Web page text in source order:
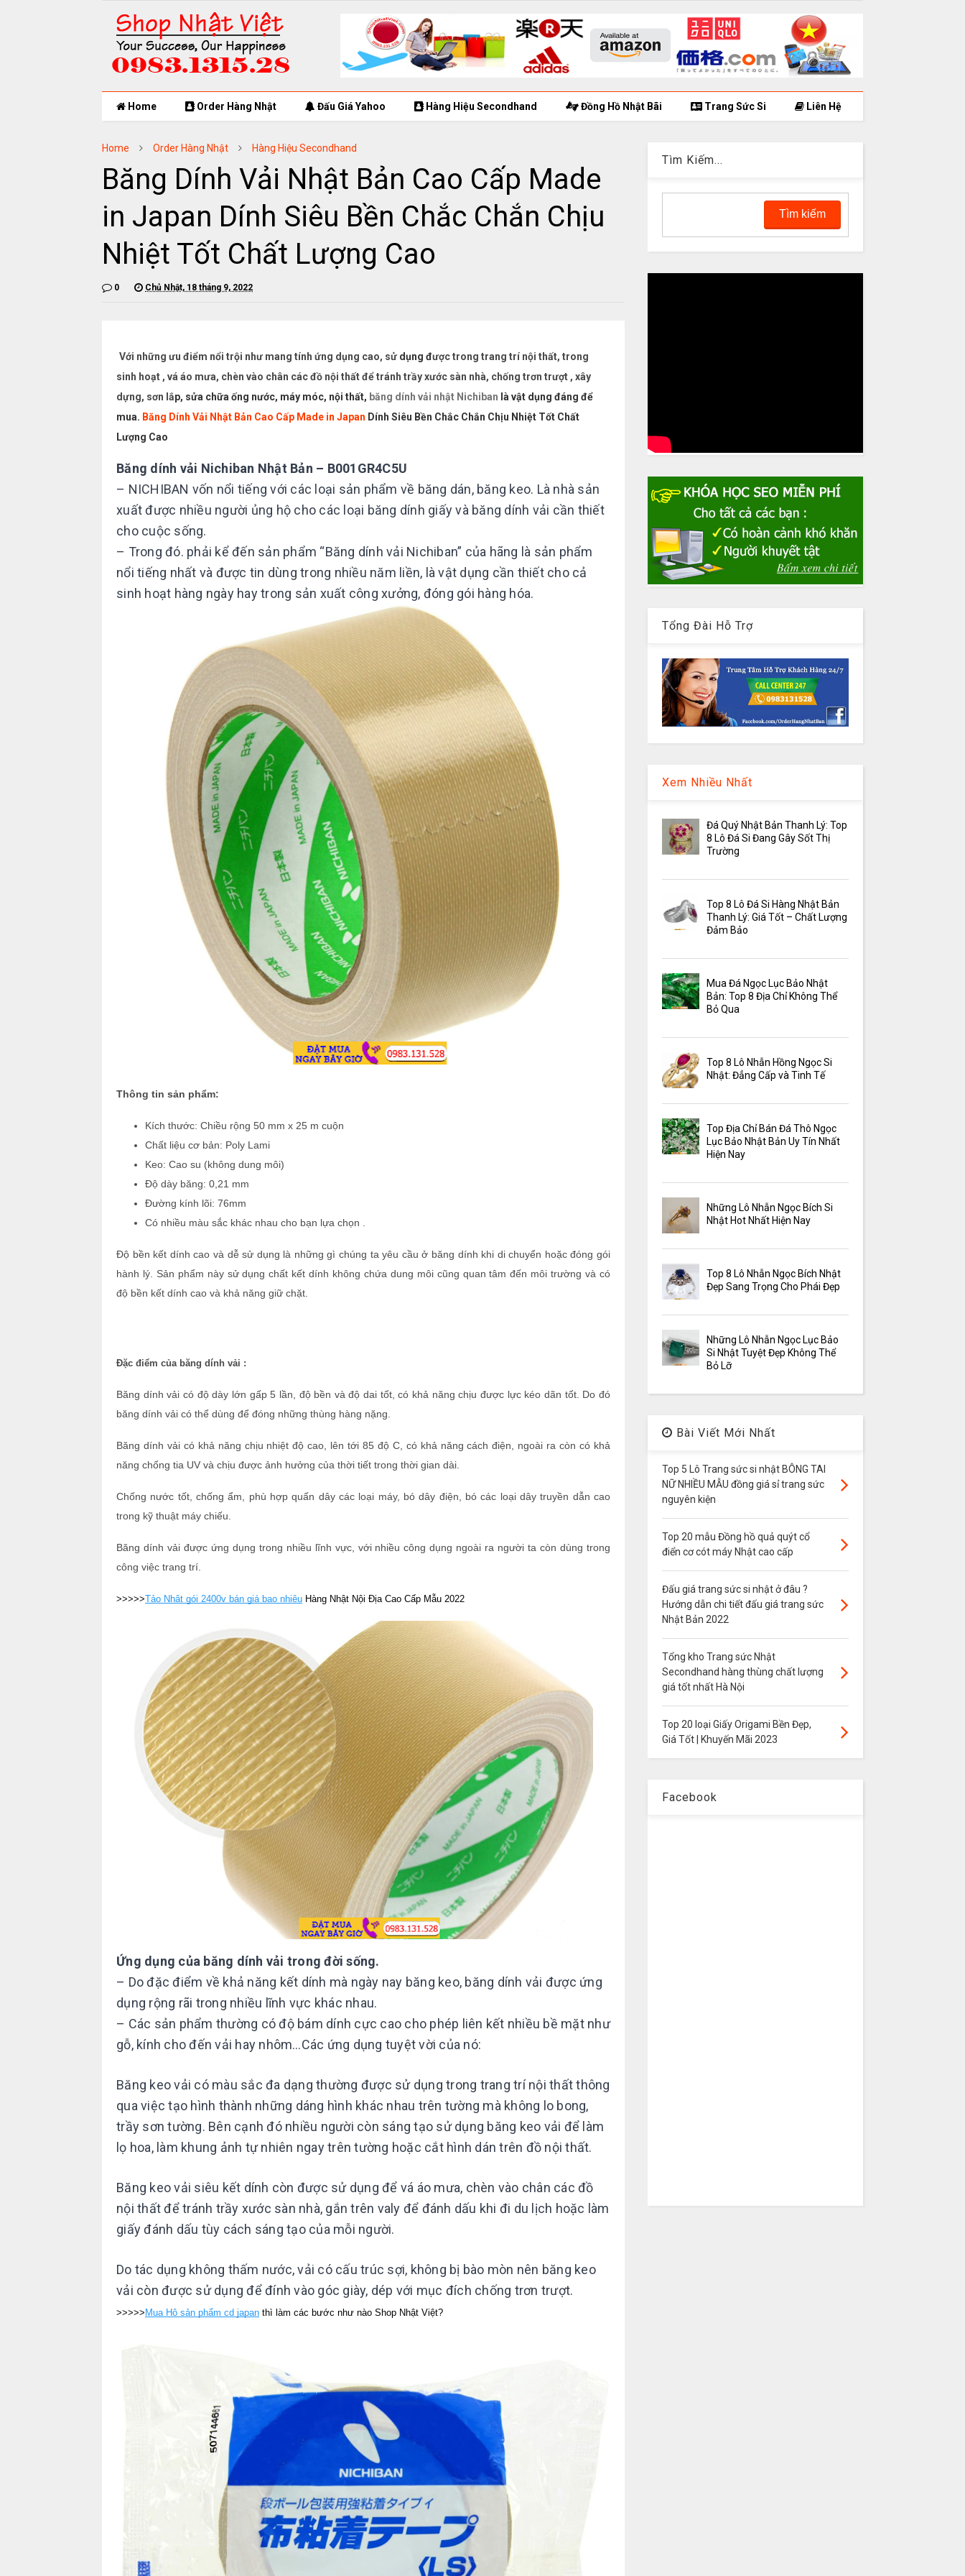
Home Order Hàng Nhật Đấu Giá Yahoo Hàng Hiệu Secondhand Đồng Hồ Nhật Bãi Trang Sức Si Liên Hệ
Home Order Hàng Nhật Hàng Hiệu Secondhand
Băng Dính Vải Nhật Bản Cao Cấp Made
in Japan Dính Siêu Bền Chắc Chắn Chịu
Nhiệt Tốt Chất Lượng Cao
0 Chủ Nhật, 18 tháng 9, 2022
Với những ưu điểm nổi trội như mang tính ứng dụng cao, sử dụng được trong trang trí nội thất, trong
sinh hoạt , vá áo mưa, chèn vào chân các đồ nội thất để tránh trầy xước sàn nhà, chống trơn trượt , xây
dựng, sơn lắp, sửa chữa ống nước, máy móc, nội thất, băng dính vải nhật Nichiban là vật dụng đáng để
mua. Băng Dính Vải Nhật Bản Cao Cấp Made in Japan Dính Siêu Bền Chắc Chắn Chịu Nhiệt Tốt Chất
Lượng Cao
Băng dính vải Nichiban Nhật Bản – B001GR4C5U
– NICHIBAN vốn nổi tiếng với các loại sản phẩm về băng dán, băng keo. Là nhà sản
xuất được nhiều người ủng hộ cho các loại băng dính giấy và băng dính vải cần thiết
cho cuộc sống.
– Trong đó. phải kể đến sản phẩm “Băng dính vải Nichiban” của hãng là sản phẩm
nổi tiếng nhất và được tin dùng trong nhiều năm liền, là vật dụng cần thiết cho cả
sinh hoạt hàng ngày hay trong sản xuất công xưởng, đóng gói hàng hóa.
Thông tin sản phẩm:
Kích thước: Chiều rộng 50 mm x 25 m cuộn
Chất liệu cơ bản: Poly Lami
Keo: Cao su (không dung môi)
Độ dày băng: 0,21 mm
Đường kính lõi: 76mm
Có nhiều màu sắc khác nhau cho bạn lựa chọn .
Độ bền kết dính cao và dễ sử dụng là những gì chúng ta yêu cầu ở băng dính khi di chuyển hoặc đóng gói
hành lý. Sản phẩm này sử dụng chất kết dính không chứa dung môi cũng quan tâm đến môi trường và có
độ bền kết dính cao và khả năng giữ chặt.
Đặc điểm của băng dính vải :
Băng dính vải có độ dày lớn gấp 5 lần, độ bền và độ dai tốt, có khả năng chịu được lực kéo dãn tốt. Do đó
băng dính vải có thể dùng để đóng những thùng hàng nặng.
Băng dính vải có khả năng chịu nhiệt độ cao, lên tới 85 độ C, có khả năng cách điện, ngoài ra còn có khả
năng chống tia UV và chịu được ảnh hưởng của thời tiết trong thời gian dài.
Chống nước tốt, chống ẩm, phù hợp quấn dây các loại máy, bó dây điện, bó các loại dây truyền dẫn cao
trong kỹ thuật máy chiếu.
Băng dính vải được ứng dụng trong nhiều lĩnh vực, với nhiều công dụng ngoài ra người ta còn dùng trong
công việc trang trí.
>>>>>Tảo Nhật gói 2400v bán giá bao nhiêu Hàng Nhật Nội Địa Cao Cấp Mẫu 2022
Ứng dụng của băng dính vải trong đời sống.
– Do đặc điểm về khả năng kết dính mà ngày nay băng keo, băng dính vải được ứng
dụng rộng rãi trong nhiều lĩnh vực khác nhau.
– Các sản phẩm thường có độ bám dính cực cao cho phép liên kết nhiều bề mặt như
gỗ, kính cho đến vải hay nhôm…Các ứng dụng tuyệt vời của nó:
Băng keo vải có màu sắc đa dạng thường được sử dụng trong trang trí nội thất thông
qua việc tạo hình thành những dáng hình khác nhau trên tường mà không lo bong,
trầy sơn tường. Bên cạnh đó nhiều người còn sáng tạo sử dụng băng keo vải để làm
lọ hoa, làm khung ảnh tự nhiên ngay trên tường hoặc cắt hình dán trên đồ nội thất.
Băng keo vải siêu kết dính còn được sử dụng để vá áo mưa, chèn vào chân các đồ
nội thất để tránh trầy xước sàn nhà, gắn trên valy để đánh dấu khi đi du lịch hoặc làm
giấy đánh dấu tùy cách sáng tạo của mỗi người.
Do tác dụng không thấm nước, vải có cấu trúc sợi, không bị bào mòn nên băng keo
vải còn được sử dụng để đính vào góc giày, dép với mục đích chống trơn trượt.
>>>>> Mua Hộ sản phẩm cd japan thì làm các bước như nào Shop Nhật Việt?
Tìm Kiếm...
Tổng Đài Hỗ Trợ
Xem Nhiều Nhất
Đá Quý Nhật Bản Thanh Lý: Top
8 Lô Đá Si Đang Gây Sốt Thị
Trường
Top 8 Lô Đá Si Hàng Nhật Bản
Thanh Lý: Giá Tốt – Chất Lượng
Đảm Bảo
Mua Đá Ngọc Lục Bảo Nhật
Bản: Top 8 Địa Chỉ Không Thể
Bỏ Qua
Top 8 Lô Nhẫn Hồng Ngọc Si
Nhật: Đẳng Cấp và Tinh Tế
Top Địa Chỉ Bán Đá Thô Ngọc
Lục Bảo Nhật Bản Uy Tín Nhất
Hiện Nay
Những Lô Nhẫn Ngọc Bích Si
Nhật Hot Nhất Hiện Nay
Top 8 Lô Nhẫn Ngọc Bích Nhật
Đẹp Sang Trọng Cho Phái Đẹp
Những Lô Nhẫn Ngọc Lục Bảo
Si Nhật Tuyệt Đẹp Không Thể
Bỏ Lỡ
Bài Viết Mới Nhất
Top 5 Lô Trang sức si nhật BÔNG TAI
NỮ NHIỀU MẪU đồng giá sỉ trang sức
nguyên kiện
Top 20 mẫu Đồng hồ quả quýt cổ
điển cơ cót máy Nhật cao cấp
Đấu giá trang sức si nhật ở đâu ?
Hướng dẫn chi tiết đấu giá trang sức
Nhật Bản 2022
Tổng kho Trang sức Nhật
Secondhand hàng thùng chất lượng
giá tốt nhất Hà Nội
Top 20 loại Giấy Origami Bền Đẹp,
Giá Tốt | Khuyến Mãi 2023
Facebook